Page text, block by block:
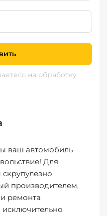
на обработку
ваш автомобиль
Для
производителем,
ремонта